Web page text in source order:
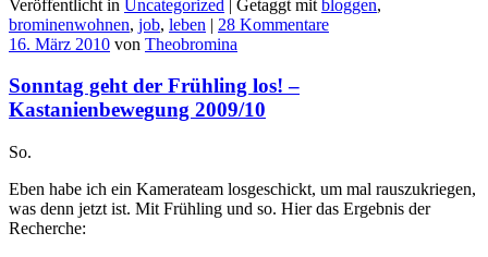
Veröffentlicht in Uncategorized | Getaggt mit bloggen,
brominenwohnen, job, leben | 28 Kommentare
16. März 2010 von Theobromina
Sonntag geht der Frühling los! –
Kastanienbewegung 2009/10
So.
Eben habe ich ein Kamerateam losgeschickt, um mal rauszukriegen,
was denn jetzt ist. Mit Frühling und so. Hier das Ergebnis der
Recherche: